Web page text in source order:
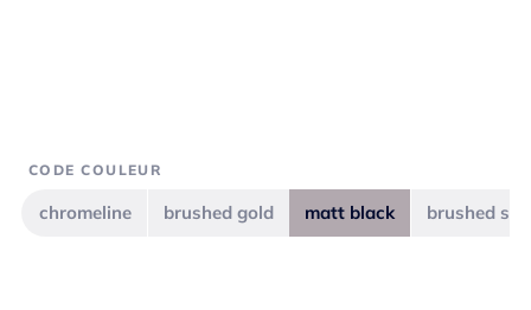
CODE COULEUR
chromeline brushed gold matt black brushed